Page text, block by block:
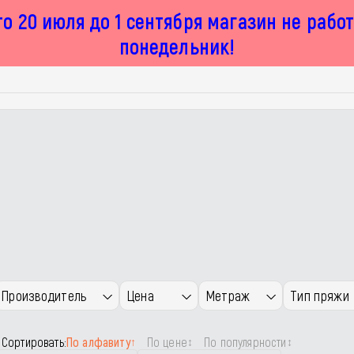
20 июля до 1 сентября магазин не
понедельник!
Производитель Цена Метраж Тип пряжи
Сортировать:По алфавиту↑ По цене↕ По популярности ↕